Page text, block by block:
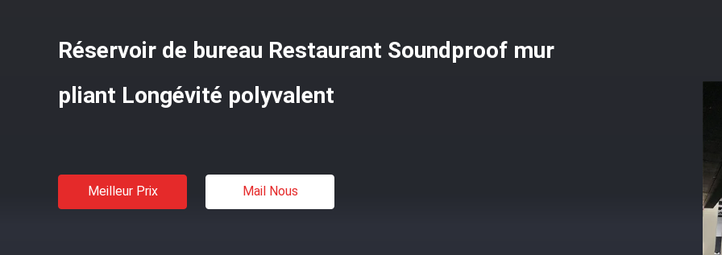
Réservoir de bureau Restaurant Soundproof mur
pliant Longévité polyvalent
Meilleur Prix Mail Nous